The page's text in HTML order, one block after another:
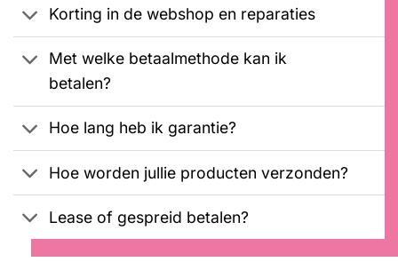
klantbeoordelingen
Korting in de webshop en reparaties
Met welke betaalmethode kan ik
betalen?
Hoe lang heb ik garantie?
Hoe worden jullie producten verzonden?
Lease of gespreid betalen?